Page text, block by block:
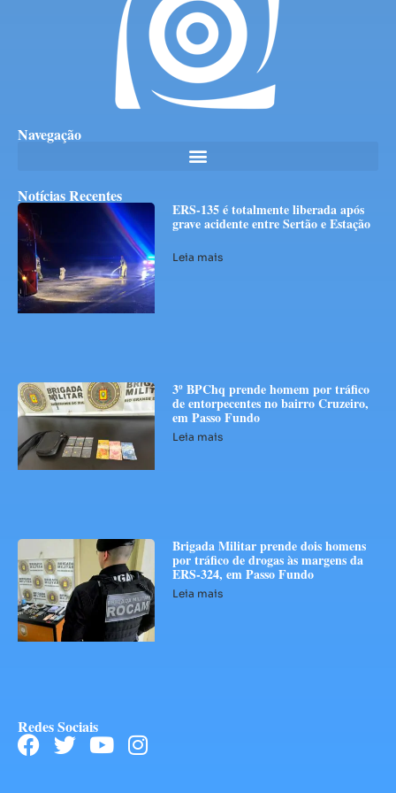
Navegação
Notícias Recentes
ERS-135 é totalmente liberada após
grave acidente entre Sertão e Estação
Leia mais
3º BPChq prende homem por tráfico
de entorpecentes no bairro Cruzeiro,
em Passo Fundo
Leia mais
Brigada Militar prende dois homens
por tráfico de drogas às margens da
ERS-324, em Passo Fundo
Leia mais
Redes Sociais